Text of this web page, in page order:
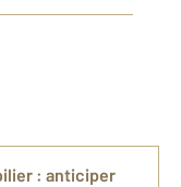
: anticiper